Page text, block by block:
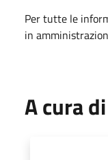
Per tutte le
in
A cura di